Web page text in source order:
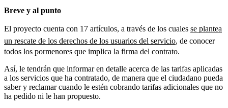
Breve y al punto
El proyecto cuenta con 17 artículos, a través de los cuales se plantea
un rescate de los derechos de los usuarios del servicio, de conocer
todos los pormenores que implica la firma del contrato.
Así, le tendrán que informar en detalle acerca de las tarifas aplicadas
a los servicios que ha contratado, de manera que el ciudadano pueda
saber y reclamar cuando le estén cobrando tarifas adicionales que no
ha pedido ni le han propuesto.